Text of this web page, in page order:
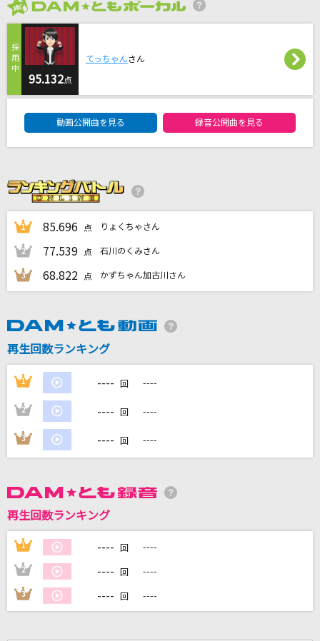
M!LK
火種
キタニタツヤ
ノーチラス
ヨルシカ
中島みゆき
もっと見る
カラオケをもっと楽しもう！
自宅でカラオケ歌い放題！
家族や友達と一緒に！練習にも！
95.132点
てっちゃんさん
動画公開曲を見る 録音公開曲を見る
1 85.696 点 りょくちゃさん
2 77.539 点 石川のくみさん
3 68.822 点 かずちゃん加古川さん
再生回数ランキング
1 ---- 回 ----
2 ---- 回 ----
3 ---- 回 ----
再生回数ランキング
1 ---- 回 ----
2 ---- 回 ----
3 ---- 回 ----